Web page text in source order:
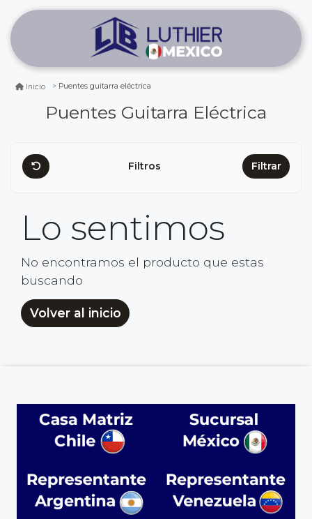
Inicio Puentes guitarra eléctrica
Puentes Guitarra Eléctrica
Filtros Filtrar
Lo sentimos
No encontramos el producto que estas
buscando
Volver al inicio